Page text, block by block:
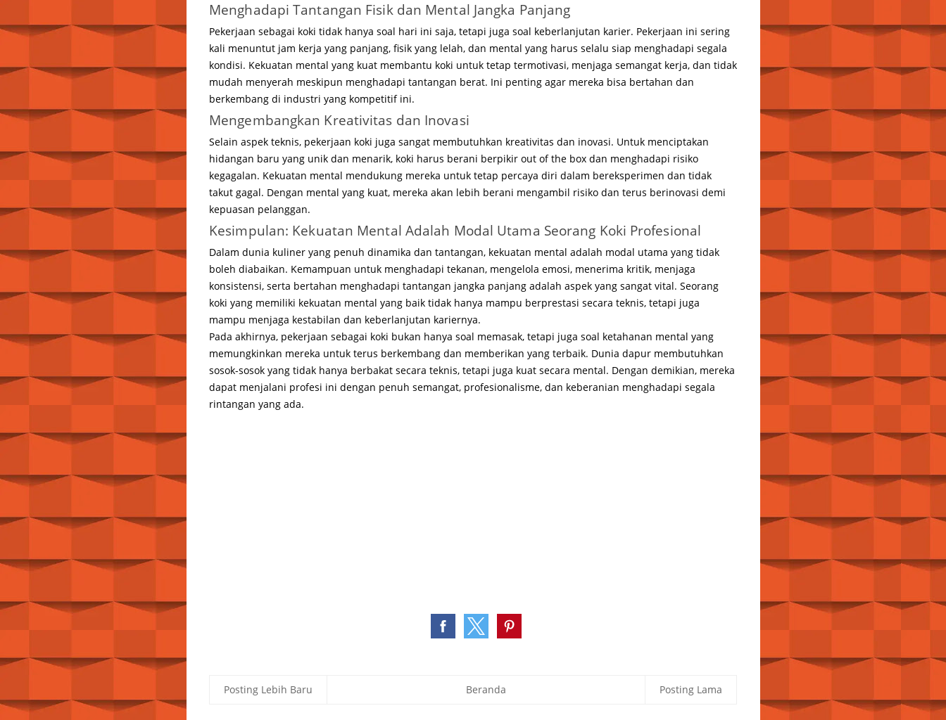
Menghadapi Tantangan Fisik dan Mental Jangka Panjang
Pekerjaan sebagai koki tidak hanya soal hari ini saja, tetapi juga soal keberlanjutan karier. Pekerjaan ini sering
kali menuntut jam kerja yang panjang, fisik yang lelah, dan mental yang harus selalu siap menghadapi segala
kondisi. Kekuatan mental yang kuat membantu koki untuk tetap termotivasi, menjaga semangat kerja, dan tidak
mudah menyerah meskipun menghadapi tantangan berat. Ini penting agar mereka bisa bertahan dan
berkembang di industri yang kompetitif ini.
Mengembangkan Kreativitas dan Inovasi
Selain aspek teknis, pekerjaan koki juga sangat membutuhkan kreativitas dan inovasi. Untuk menciptakan
hidangan baru yang unik dan menarik, koki harus berani berpikir out of the box dan menghadapi risiko
kegagalan. Kekuatan mental mendukung mereka untuk tetap percaya diri dalam bereksperimen dan tidak
takut gagal. Dengan mental yang kuat, mereka akan lebih berani mengambil risiko dan terus berinovasi demi
kepuasan pelanggan.
Kesimpulan: Kekuatan Mental Adalah Modal Utama Seorang Koki Profesional
Dalam dunia kuliner yang penuh dinamika dan tantangan, kekuatan mental adalah modal utama yang tidak
boleh diabaikan. Kemampuan untuk menghadapi tekanan, mengelola emosi, menerima kritik, menjaga
konsistensi, serta bertahan menghadapi tantangan jangka panjang adalah aspek yang sangat vital. Seorang
koki yang memiliki kekuatan mental yang baik tidak hanya mampu berprestasi secara teknis, tetapi juga
mampu menjaga kestabilan dan keberlanjutan kariernya.
Pada akhirnya, pekerjaan sebagai koki bukan hanya soal memasak, tetapi juga soal ketahanan mental yang
memungkinkan mereka untuk terus berkembang dan memberikan yang terbaik. Dunia dapur membutuhkan
sosok-sosok yang tidak hanya berbakat secara teknis, tetapi juga kuat secara mental. Dengan demikian, mereka
dapat menjalani profesi ini dengan penuh semangat, profesionalisme, dan keberanian menghadapi segala
rintangan yang ada.
Posting Lebih Baru Posting Lama
Beranda